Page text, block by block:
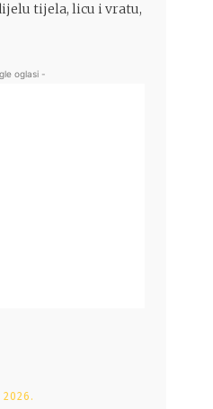
tijela, licu i vratu,
oglasi -
2026.